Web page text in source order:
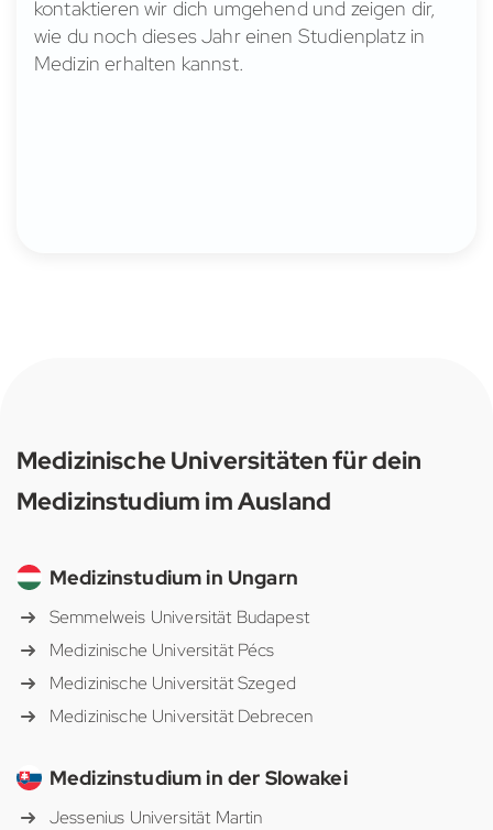
kontaktieren wir dich umgehend und zeigen dir,
wie du noch dieses Jahr einen Studienplatz in
Medizin erhalten kannst.
Medizinische Universitäten für dein
Medizinstudium im Ausland
Medizinstudium in Ungarn
Semmelweis Universität Budapest
Medizinische Universität Pécs
Medizinische Universität Szeged
Medizinische Universität Debrecen
Medizinstudium in der Slowakei
Jessenius Universität Martin